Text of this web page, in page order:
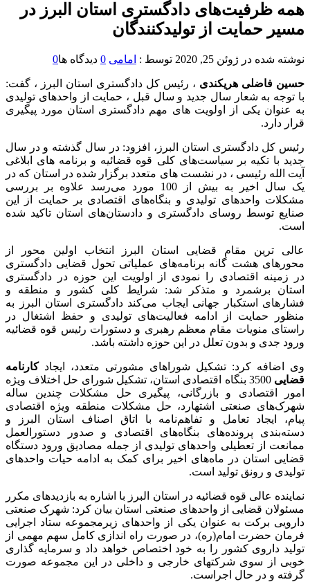
همه ظرفیت‌های دادگستری استان البرز در
مسیر حمایت از تولیدکنندگان
نوشته شده در ژوئن 25, 2020 توسط : امامی 0 دیدگاه ها0
حسین فاضلی هریکندی ، رئیس کل دادگستری استان البرز ، گفت:
با توجه به شعار سال جدید و سال قبل ، حمایت از واحدهای تولیدی
به عنوان یکی از اولویت های مهم دادگستری استان مورد پیگیری
قرار دارد.
رئیس کل دادگستری استان البرز، افزود: در سال گذشته و در سال
جدید با تکیه بر سیاست‌های کلی قوه قضائیه و برنامه های ابلاغی
آیت الله رئیسی ، در نشست های متعدد برگزار شده در استان که در
یک سال اخیر به بیش از 100 مورد می‌رسد علاوه بر بررسی
مشکلات واحدهای تولیدی و بنگاه‌های اقتصادی بر حمایت از این
صنایع توسط روسای دادگستری و دادستان‌های استان تاکید شده
است.
عالی ترین مقام قضایی استان البرز انتخاب اولین محور از
محورهای هشت گانه برنامه‌های عملیاتی تحول قضایی دادگستری
در زمینه اقتصادی را نمودی از اولویت این حوزه در دادگستری
استان برشمرد و متذکر شد: شرایط کلی کشور و منطقه و
فشارهای استکبار جهانی ایجاب می‌کند دادگستری استان البرز به
منظور حمایت از ادامه فعالیت‌های تولیدی و حفظ اشتغال در
راستای منویات مقام معظم رهبری و دستورات رئیس قوه قضائیه
ورود جدی و بدون تعلل در این حوزه داشته باشد.
وی اضافه کرد: تشکیل شوراهای مشورتی متعدد، ایجادکارنامه
قضایی
3500 بنگاه اقتصادی استان، تشکیل شورای حل اختلاف ویژه
امور اقتصادی و بازرگانی، پیگیری حل مشکلات چندین ساله
شهرک‌های صنعتی اشتهارد، حل مشکلات منطقه ویژه اقتصادی
پیام، ایجاد تعامل و تفاهم‌نامه با اتاق اصناف استان البرز و
دسته‌بندی پرونده‌های بنگاه‌های اقتصادی و صدور دستورالعمل
ممانعت از تعطیلی واحدهای تولیدی از جمله مصادیق ورود دستگاه
قضایی استان در ماه‌های اخیر برای کمک به ادامه حیات واحدهای
تولیدی و رونق تولید است.
نماینده عالی قوه قضائیه در استان البرز با اشاره به بازدیدهای مکرر
مسئولان قضایی از واحدهای صنعتی استان بیان کرد: شهرک صنعتی
دارویی برکت به عنوان یکی از واحدهای زیرمجموعه ستاد اجرایی
فرمان حضرت امام(ره)، در صورت راه اندازی کامل سهم مهمی از
تولید داروی کشور را به خود اختصاص خواهد داد و سرمایه گذاری
خوبی از سوی شرکتهای خارجی و داخلی در این مجموعه صورت
گرفته و در حال اجراست.